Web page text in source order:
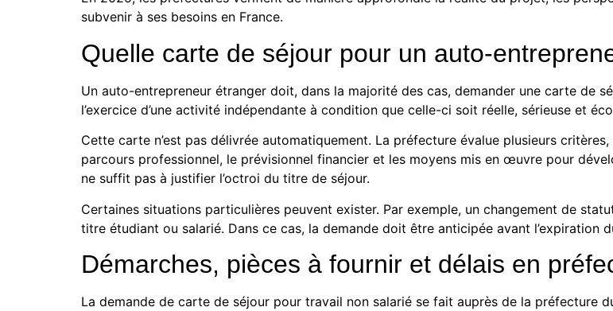
subvenir à ses besoins en France.
Quelle carte de séjour pour un auto-
Un auto-entrepreneur étranger doit, dans la majorité des cas, demander une carte de
l’exercice d’une activité indépendante à condition que celle-ci soit réelle, sérieuse et
Cette carte n’est pas délivrée automatiquement. La préfecture évalue plusieurs
parcours professionnel, le prévisionnel financier et les moyens mis en œuvre pour
ne suffit pas à justifier l’octroi du titre de séjour.
Certaines situations particulières peuvent exister. Par exemple, un changement de
titre étudiant ou salarié. Dans ce cas, la demande doit être anticipée avant l’expiration
Démarches, pièces à fournir et délais en
La demande de carte de séjour pour travail non salarié se fait auprès de la préfecture